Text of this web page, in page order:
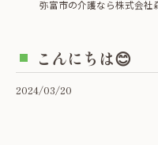
こんにちは😊
2024/03/20